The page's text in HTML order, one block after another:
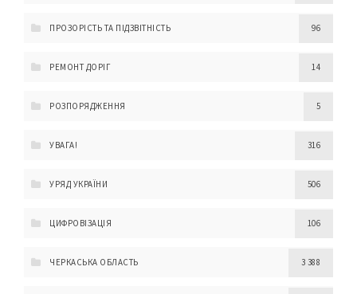
ПРОЗОРІСТЬ ТА ПІДЗВІТНІСТЬ 96
РЕМОНТ ДОРІГ 14
РОЗПОРЯДЖЕННЯ 5
УВАГА! 316
УРЯД УКРАЇНИ 506
ЦИФРОВІЗАЦІЯ 106
ЧЕРКАСЬКА ОБЛАСТЬ 3 388